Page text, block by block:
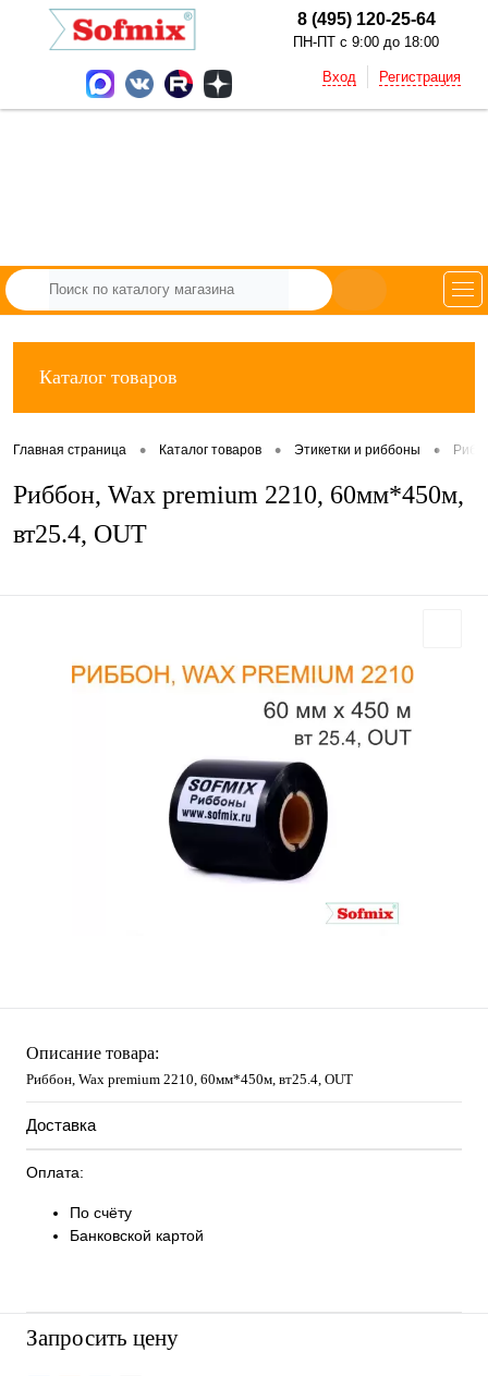
8 (495) 120-25-64
ПН-ПТ с 9:00 до 18:00
Вход Регистрация
Каталог товаров
Главная страница • Каталог товаров • Этикетки и риббоны •
Риббон, Wax premium 2210, 60мм*450м,
вт25.4, OUT
Описание товара:
Риббон, Wax premium 2210, 60мм*450м, вт25.4, OUT
Доставка
Оплата:
По счёту
Банковской картой
Запросить цену